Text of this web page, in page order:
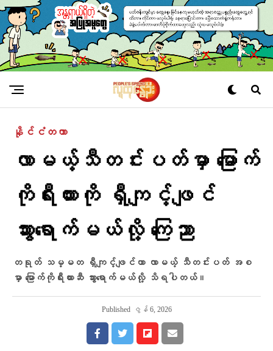
နိုင်ငံတကာ
လာမယ့်သီတင်းပတ်မှာ မြောက်
ကိုရီးယားကို ရှီကျင့်ဖျင်
သွားရောက်မယ်လို့ ကြေညာ
တရုတ် သမ္မတ ရှီကျင့်ဖျင်ဟာ လာမယ့် သီတင်းပတ် အစ
မှာ မြောက်ကိုရီးယားဆီ သွားရောက်မယ်လို့ သိရပါတယ်။
Published ဇွန် 6, 2026